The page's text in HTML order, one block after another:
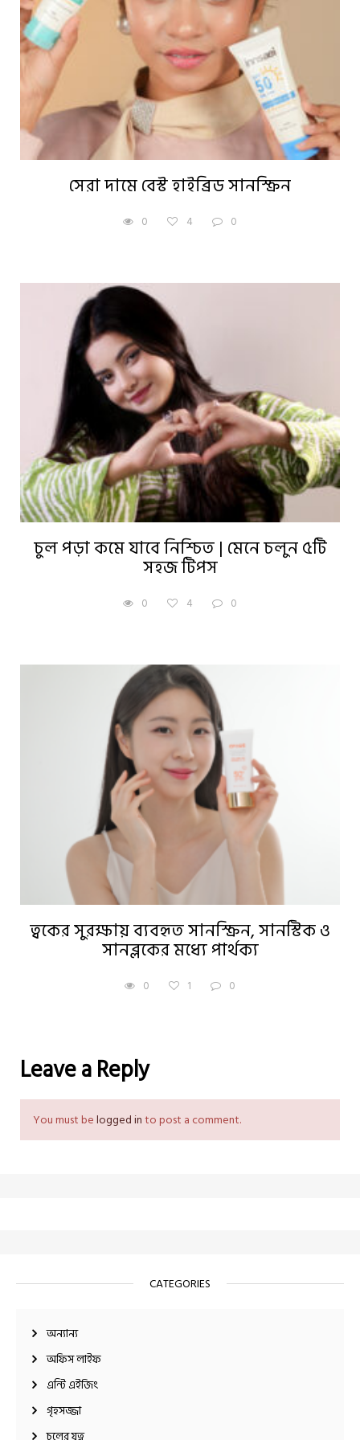
CATEGORIES
অন্যান্য
অফিস লাইফ
এন্টি এইজিং
গৃহসজ্জা
সেরা দামে বেস্ট হাইব্রিড সানস্ক্রিন
0 4 0
চুল পড়া কমে যাবে নিশ্চিত | মেনে চলুন ৫টি
সহজ টিপস
0 4 0
ত্বকের সুরক্ষায় ব্যবহৃত সানস্ক্রিন, সানস্টিক ও
সানব্লকের মধ্যে পার্থক্য
0 1 0
Leave a Reply
You must belogged into post a comment.